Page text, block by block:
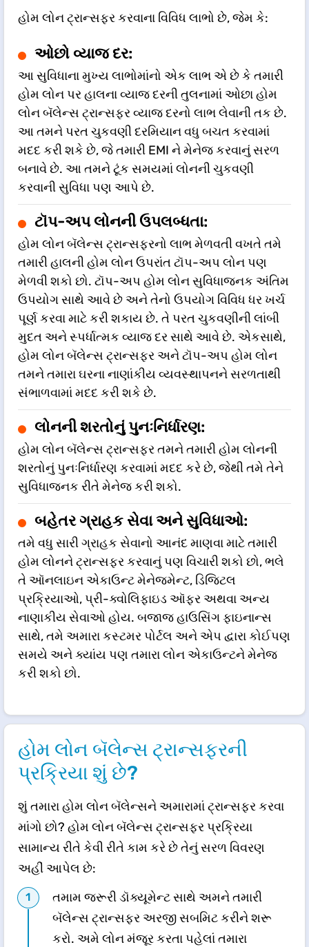
હોમ લોન ટ્રાન્સફર કરવાના વિવિધ લાભો છે, જેમ કે:
ઓછો વ્યાજ દર:
આ સુવિધાના મુખ્ય લાભોમાંનો એક લાભ એ છે કે તમારી
હોમ લોન પર હાલના વ્યાજ દરની તુલનામાં ઓછા હોમ
લોન બૅલેન્સ ટ્રાન્સફર વ્યાજ દરનો લાભ લેવાની તક છે.
આ તમને પરત ચુકવણી દરમિયાન વધુ બચત કરવામાં
મદદ કરી શકે છે, જે તમારી EMI ને મેનેજ કરવાનું સરળ
બનાવે છે. આ તમને ટૂંક સમયમાં લોનની ચુકવણી
કરવાની સુવિધા પણ આપે છે.
ટૉપ-અપ લોનની ઉપલબ્ધતા:
હોમ લોન બૅલેન્સ ટ્રાન્સફરનો લાભ મેળવતી વખતે તમે
તમારી હાલની હોમ લોન ઉપરાંત ટૉપ-અપ લોન પણ
મેળવી શકો છો. ટૉપ-અપ હોમ લોન સુવિધાજનક અંતિમ
ઉપયોગ સાથે આવે છે અને તેનો ઉપયોગ વિવિધ ધર ખર્ચ
પૂર્ણ કરવા માટે કરી શકાય છે. તે પરત ચુકવણીની લાંબી
મુદત અને સ્પર્ધાત્મક વ્યાજ દર સાથે આવે છે. એકસાથે,
હોમ લોન બૅલેન્સ ટ્રાન્સફર અને ટૉપ-અપ હોમ લોન
તમને તમારા ઘરના નાણાંકીય વ્યવસ્થાપનને સરળતાથી
સંભાળવામાં મદદ કરી શકે છે.
લોનની શરતોનું પુનઃનિર્ધારણ:
હોમ લોન બૅલેન્સ ટ્રાન્સફર તમને તમારી હોમ લોનની
શરતોનું પુનઃનિર્ધારણ કરવામાં મદદ કરે છે, જેથી તમે તેને
સુવિધાજનક રીતે મેનેજ કરી શકો.
બહેતર ગ્રાહક સેવા અને સુવિધાઓ:
તમે વધુ સારી ગ્રાહક સેવાનો આનંદ માણવા માટે તમારી
હોમ લોનને ટ્રાન્સફર કરવાનું પણ વિચારી શકો છો, ભલે
તે ઑનલાઇન એકાઉન્ટ મેનેજમેન્ટ, ડિજિટલ
પ્રક્રિયાઓ, પ્રી-ક્વોલિફાઇડ ઑફર અથવા અન્ય
નાણાકીય સેવાઓ હોય. બજાજ હાઉસિંગ ફાઇનાન્સ
સાથે, તમે અમારા કસ્ટમર પોર્ટલ અને એપ દ્વારા કોઈપણ
સમયે અને ક્યાંય પણ તમારા લોન એકાઉન્ટને મેનેજ
કરી શકો છો.
હોમ લોન બૅલેન્સ ટ્રાન્સફરની
પ્રક્રિયા શું છે?
શું તમારા હોમ લોન બૅલેન્સને અમારામાં ટ્રાન્સફર કરવા
માંગો છો? હોમ લોન બૅલેન્સ ટ્રાન્સફર પ્રક્રિયા
સામાન્ય રીતે કેવી રીતે કામ કરે છે તેનું સરળ વિવરણ
અહીં આપેલ છે:
તમામ જરૂરી ડૉક્યૂમેન્ટ સાથે અમને તમારી
બૅલેન્સ ટ્રાન્સફર અરજી સબમિટ કરીને શરૂ
કરો. અમે લોન મંજૂર કરતા પહેલાં તમારા